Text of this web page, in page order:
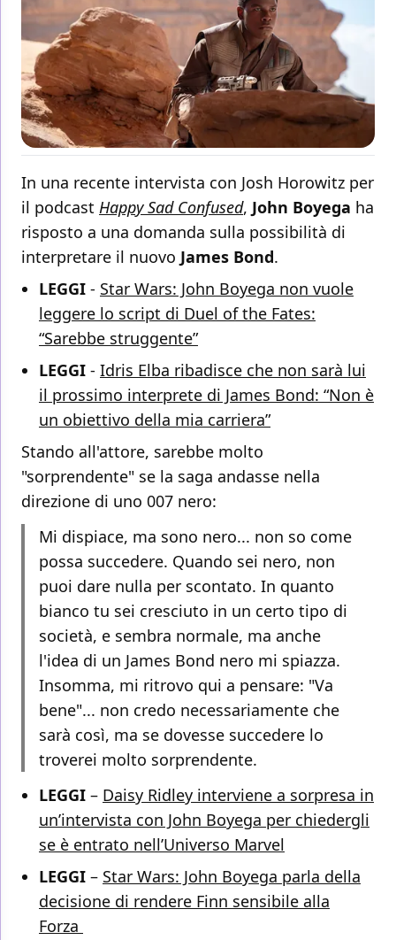
In una recente intervista con Josh Horowitz per
il podcast Happy Sad Confused, John Boyega ha
risposto a una domanda sulla possibilità di
interpretare il nuovo James Bond.
LEGGI - Star Wars: John Boyega non vuole
leggere lo script di Duel of the Fates:
“Sarebbe struggente”
LEGGI - Idris Elba ribadisce che non sarà lui
il prossimo interprete di James Bond: “Non è
un obiettivo della mia carriera”
Stando all'attore, sarebbe molto
"sorprendente" se la saga andasse nella
direzione di uno 007 nero:
Mi dispiace, ma sono nero... non so come
possa succedere. Quando sei nero, non
puoi dare nulla per scontato. In quanto
bianco tu sei cresciuto in un certo tipo di
società, e sembra normale, ma anche
l'idea di un James Bond nero mi spiazza.
Insomma, mi ritrovo qui a pensare: "Va
bene"... non credo necessariamente che
sarà così, ma se dovesse succedere lo
troverei molto sorprendente.
LEGGI – Daisy Ridley interviene a sorpresa in
un’intervista con John Boyega per chiedergli
se è entrato nell’Universo Marvel
LEGGI – Star Wars: John Boyega parla della
decisione di rendere Finn sensibile alla
Forza